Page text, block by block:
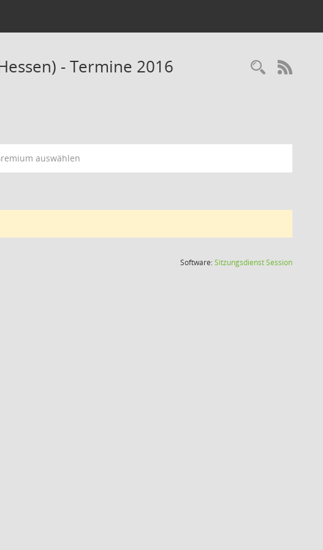
- Termine 2016
auswählen
Software:SitzungsdienstSession(Wird in